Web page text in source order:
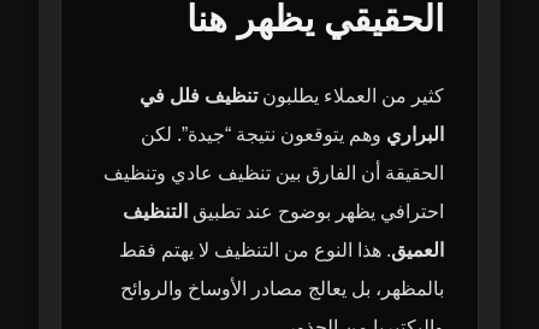
الحقيقي يظهر هنا
كثير من العملاء يطلبونتنظيف فلل في
البراري وهم يتوقعون نتيجة “جيدة”. لكن
الحقيقة أن الفارق بين تنظيف عادي وتنظيف
احترافي يظهر بوضوح عند تطبيق التنظيف
العميق. هذا النوع من التنظيف لا يهتم فقط
بالمظهر، بل يعالج مصادر الأوساخ والروائح